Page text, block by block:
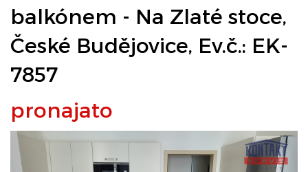
balkónem - Na Zlaté stoce,
České Budějovice, Ev.č.: EK-
7857
pronajato